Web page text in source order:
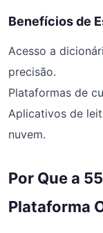
Benefícios de
Acesso a
precisão.
Plataformas de
Aplicativos de
nuvem.
Por Que a
Plataforma